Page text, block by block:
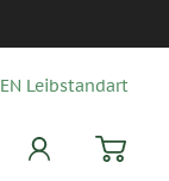
EN Leibstandart